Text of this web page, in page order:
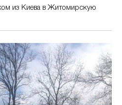
из Киева в Житомирскую